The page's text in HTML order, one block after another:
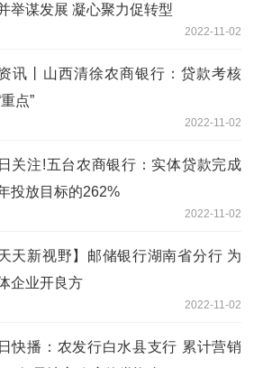
举谋发展 凝心聚力促转型
2022-11-02
讯丨山西清徐农商银行：贷款考核
点”
2022-11-02
关注!五台农商银行：实体贷款完成
投放目标的262%
2022-11-02
天天新视野】邮储银行湖南省分行 为
企业开良方
2022-11-02
快播：农发行白水县支行 累计营销